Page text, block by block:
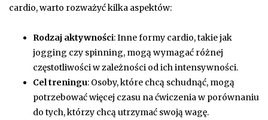
cardio, warto rozważyć kilka aspektów:
Rodzaj aktywności: Inne formy cardio, takie jak
jogging czy spinning, mogą wymagać różnej
częstotliwości w zależności od ich intensywności.
Cel treningu: Osoby, które chcą schudnąć, mogą
potrzebować więcej czasu na ćwiczenia w porównaniu
do tych, którzy chcą utrzymać swoją wagę.